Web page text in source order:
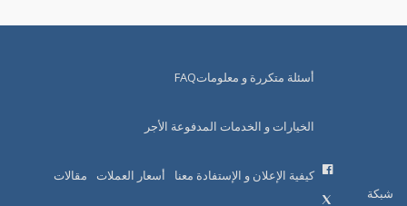
شبكة
أسئلة متكررة و معلوماتFAQ
الخيارات و الخدمات المدفوعة الأجر
كيفية الإعلان و الإستفادة معنا أسعار العملات مقالات